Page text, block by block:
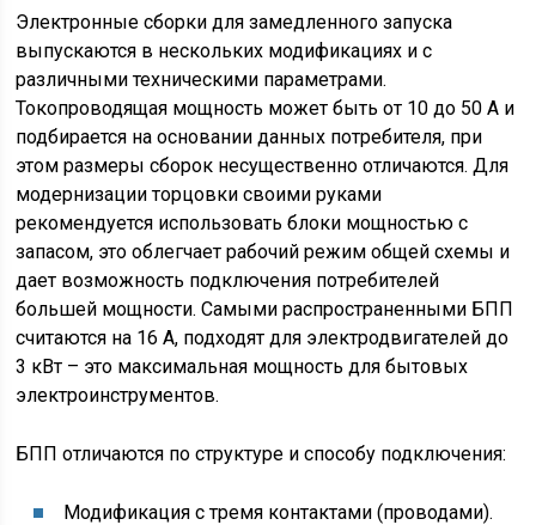
Электронные сборки для замедленного запуска
выпускаются в нескольких модификациях и с
различными техническими параметрами.
Токопроводящая мощность может быть от 10 до 50 А и
подбирается на основании данных потребителя, при
этом размеры сборок несущественно отличаются. Для
модернизации торцовки своими руками
рекомендуется использовать блоки мощностью с
запасом, это облегчает рабочий режим общей схемы и
дает возможность подключения потребителей
большей мощности. Самыми распространенными БПП
считаются на 16 А, подходят для электродвигателей до
3 кВт – это максимальная мощность для бытовых
электроинструментов.
БПП отличаются по структуре и способу подключения:
Модификация с тремя контактами (проводами).